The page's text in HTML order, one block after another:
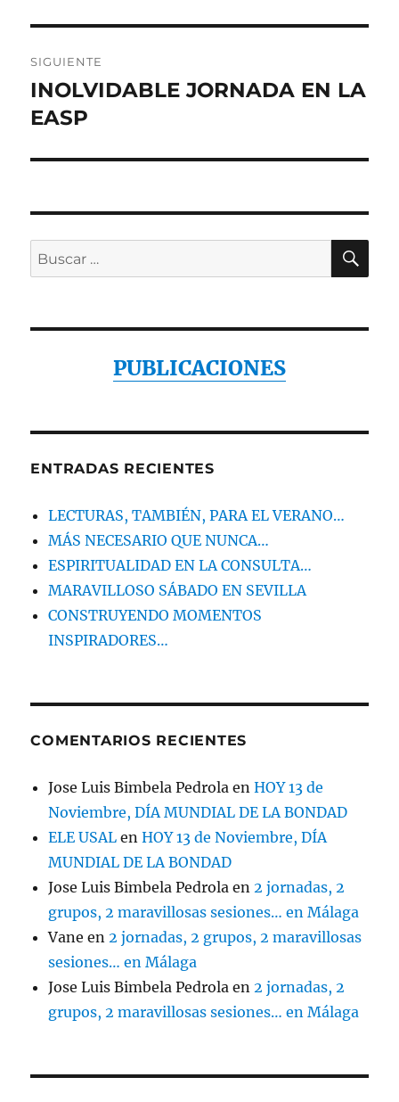
SIGUIENTE
Entrada
siguiente:
INOLVIDABLE JORNADA EN LA
EASP
Buscar
por:
PUBLICACIONES
ENTRADAS RECIENTES
LECTURAS, TAMBIÉN, PARA EL VERANO…
MÁS NECESARIO QUE NUNCA…
ESPIRITUALIDAD EN LA CONSULTA…
MARAVILLOSO SÁBADO EN SEVILLA
CONSTRUYENDO MOMENTOS
INSPIRADORES…
COMENTARIOS RECIENTES
Jose Luis Bimbela Pedrola enHOY 13 de
Noviembre, DÍA MUNDIAL DE LA BONDAD
ELE USAL enHOY 13 de Noviembre, DÍA
MUNDIAL DE LA BONDAD
Jose Luis Bimbela Pedrola en 2 jornadas, 2
grupos, 2 maravillosas sesiones… en Málaga
Vane en 2 jornadas, 2 grupos, 2 maravillosas
sesiones… en Málaga
Jose Luis Bimbela Pedrola en 2 jornadas, 2
grupos, 2 maravillosas sesiones… en Málaga